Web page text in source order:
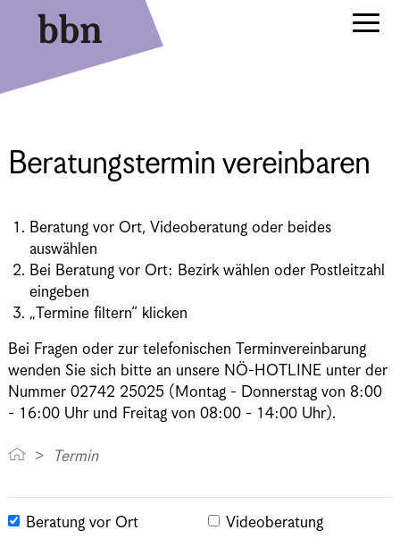
Beratungstermin vereinbaren
Beratung vor Ort, Videoberatung oder beides
auswählen
Bei Beratung vor Ort: Bezirk wählen oder Postleitzahl
eingeben
„Termine filtern“ klicken
Bei Fragen oder zur telefonischen Terminvereinbarung
wenden Sie sich bitte an unsere NÖ-HOTLINE unter der
Nummer 02742 25025 (Montag - Donnerstag von 8:00
- 16:00 Uhr und Freitag von 08:00 - 14:00 Uhr).
Termin
Beratung vor Ort Videoberatung